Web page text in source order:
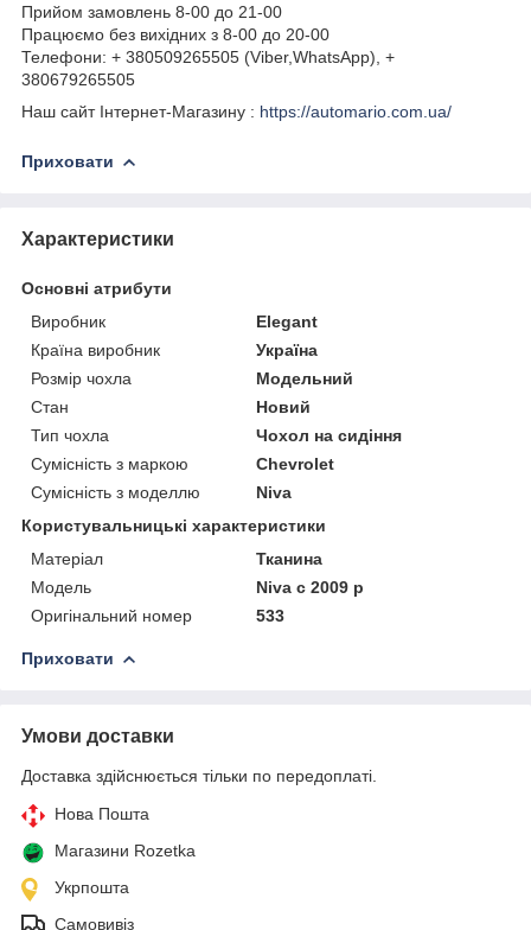
Прийом замовлень 8-00 до 21-00
Працюємо без вихідних з 8-00 до 20-00
Телефони: + 380509265505 (Viber,WhatsApp), +
380679265505
Наш сайт Інтернет-Магазину : https://automario.com.ua/
Приховати
Характеристики
Основні атрибути
Виробник
Elegant
Країна виробник
Україна
Розмір чохла
Модельний
Стан
Новий
Тип чохла
Чохол на сидіння
Сумісність з маркою
Chevrolet
Сумісність з моделлю
Niva
Користувальницькі характеристики
Матеріал
Тканина
Модель
Niva c 2009 р
Оригінальний номер
533
Приховати
Умови доставки
Доставка здійснюється тільки по передоплаті.
Нова Пошта
Магазини Rozetka
Укрпошта
Самовивіз